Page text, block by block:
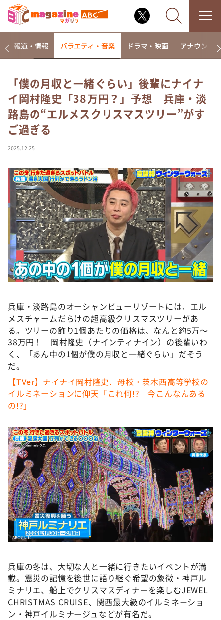
なるみ・岡村の過ぎるTV
相席食堂
これ余談なんですけど・・・
～人生密着トークバラエティ！～ やすとものいたっ
て真剣です
探偵！ナイトスクープ
news おかえり
河合＆A.B.C-Z塚田×福井アナ「なんでやねん！？」
（news おかえり）
DAIGOも台所 ～きょうの献立 何にする？～
本日はダイアンなり！シーズン２
朝だ！生です旅サラダ
教えて！ニュースライブ 正義のミカタ
新婚さんいらっしゃい！
ポツンと一軒家
ザキ山小屋本館
アナ回覧板
報道・情報 バラエティ・音楽 ドラマ・映画 アナウンサー
「僕の月収と一緒ぐらい」後輩にナイナ
イ岡村隆史「38万円？」予想 兵庫・淡
路島の“エルメスクリスマスツリー”がす
ご過ぎる
2025.12.25
兵庫・淡路島のオーシャンビューリゾートには、エル
メスチャームだらけの超高級クリスマスツリーがあ
る。ツリーの飾り1個あたりの価格は、なんと約5万～
38万円！ 岡村隆史（ナインティナイン）の後輩いわ
く、「あん中の1個が僕の月収と一緒ぐらい」だそう
だ。
【TVer】ナイナイ岡村隆史、⺟校・茨木西高等学校の
イルミネーションに仰天「これ何!? 今こんなんある
の!?」
兵庫の冬は、大切な人と一緒に行きたいイベントが満
載。震災の記憶を後世に語り継ぐ希望の象徴・神戸ル
ミナリエ、船上でクリスマスディナーを楽しむJEWEL
CHRISTMAS CRUISE、関西最大級のイルミネーショ
ン・神戸イルミナージュなどが有名だ。